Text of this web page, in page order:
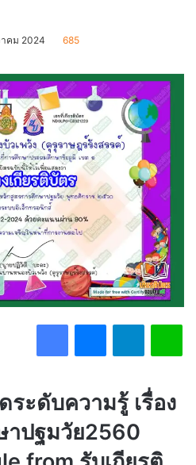
คม 2024 685
FacebookMessengerTelegram
ะดับความรู้ เรื่อง
าปฐมวัย2560